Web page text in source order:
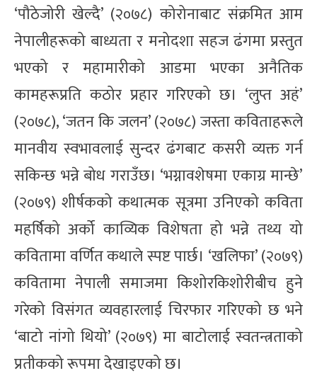
‘पौठेजोरी खेल्दै’ (२०७८) कोरोनाबाट संक्रमित आम
नेपालीहरूको बाध्यता र मनोदशा सहज ढंगमा प्रस्तुत
भएको र महामारीको आडमा भएका अनैतिक
कामहरूप्रति कठोर प्रहार गरिएको छ। ‘लुप्त अहं’
(२०७८), ‘जतन कि जलन’ (२०७८) जस्ता कविताहरूले
मानवीय स्वभावलाई सुन्दर ढंगबाट कसरी व्यक्त गर्न
सकिन्छ भन्ने बोध गराउँछ। ‘भग्नावशेषमा एकाग्र मान्छे’
(२०७९) शीर्षकको कथात्मक सूत्रमा उनिएको कविता
महर्षिको अर्को काव्यिक विशेषता हो भन्ने तथ्य यो
कवितामा वर्णित कथाले स्पष्ट पार्छ। ‘खलिफा’ (२०७९)
कवितामा नेपाली समाजमा किशोरकिशोरीबीच हुने
गरेको विसंगत व्यवहारलाई चिरफार गरिएको छ भने
‘बाटो नांगो थियो’ (२०७९) मा बाटोलाई स्वतन्त्रताको
प्रतीकको रूपमा देखाइएको छ।